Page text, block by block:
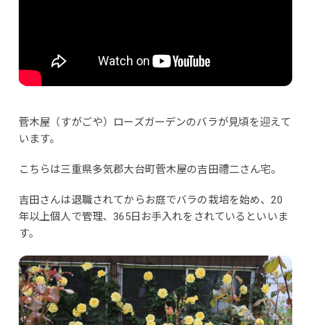
菅木屋（すがごや）ローズガーデンのバラが見頃を迎えて
います。
こちらは三重県多気郡大台町菅木屋の吉田禮二さん宅。
吉田さんは退職されてからお庭でバラの栽培を始め、20
年以上個人で管理、365日お手入れをされているといいま
す。